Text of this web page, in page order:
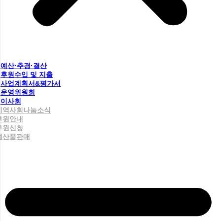
예산·추경·결산
후원수입 및 지출
사업계획서&평가서
운영위원회
이사회
역사회나눔소식
원안내
원신청
산품판매